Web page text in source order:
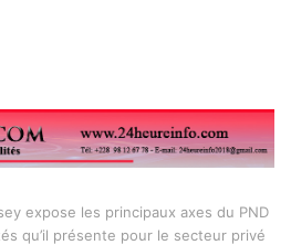
expose les principaux axes du PND
qu’il présente pour le secteur privé